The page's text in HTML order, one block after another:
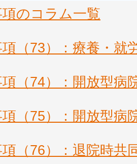
のコラム一覧
（73）：療養・就
（74）：開放型病
（75）：開放型病
（76）：退院時共